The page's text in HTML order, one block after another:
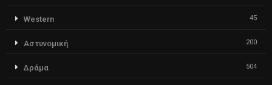
Western 45
Αστυνομική 200
Δράμα 504